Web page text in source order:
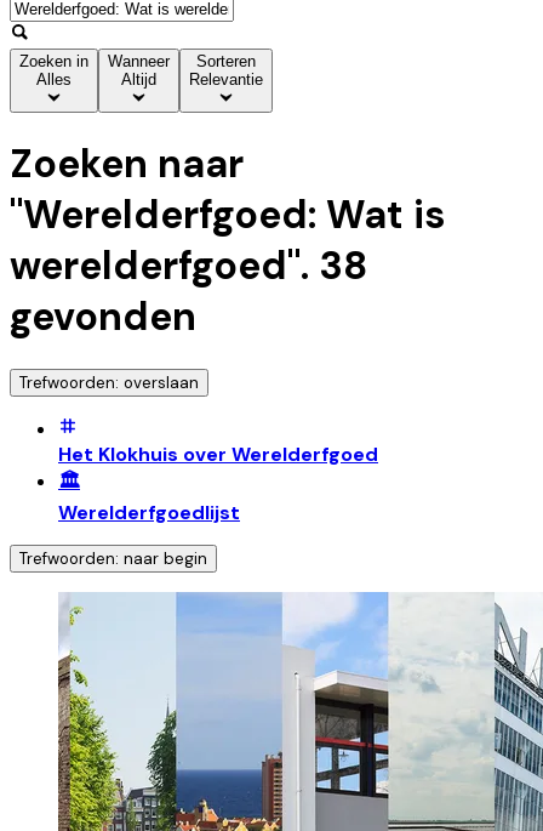
Zoeken in
Alles
Wanneer
Altijd
Sorteren
Relevantie
Zoeken naar
"Werelderfgoed: Wat is
werelderfgoed". 38
gevonden
Trefwoorden: overslaan
Het Klokhuis over Werelderfgoed
🏛️
Werelderfgoedlijst
Trefwoorden: naar begin